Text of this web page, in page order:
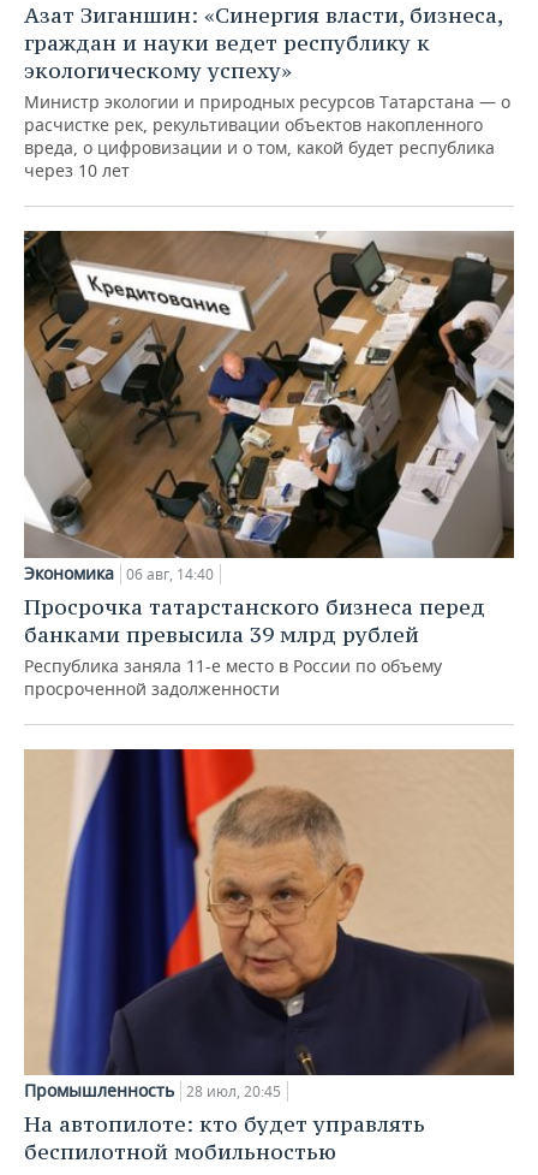
Азат Зиганшин: «Синергия власти, бизнеса,
граждан и науки ведет республику к
экологическому успеху»
Министр экологии и природных ресурсов Татарстана — о
расчистке рек, рекультивации объектов накопленного
вреда, о цифровизации и о том, какой будет республика
через 10 лет
Экономика 06 авг, 14:40
Просрочка татарстанского бизнеса перед
банками превысила 39 млрд рублей
Республика заняла 11-е место в России по объему
просроченной задолженности
Промышленность 28 июл, 20:45
На автопилоте: кто будет управлять
беспилотной мобильностью